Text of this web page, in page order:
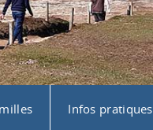
Infos pratiques